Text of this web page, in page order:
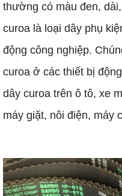
thường có màu đen,
curoa là loại dây phụ
động công nghiệp.
curoa ở các thiết bị
dây curoa trên ô tô, xe
máy giặt, nôi điện, máy